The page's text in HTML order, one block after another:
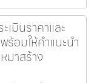
มินราคาและ
อมให้คำแนะนำ
มาสร้าง